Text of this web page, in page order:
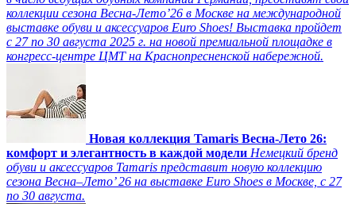
коллекции сезона Весна-Лето’26 в Москве на международной
выставке обуви и аксессуаров Euro Shoes! Выставка пройдет
c 27 по 30 августа 2025 г. на новой премиальной площадке в
конгресс-центре ЦМТ на Краснопресненской набережной.
Новая коллекция Tamaris Весна-Лето 26:
комфорт и элегантность в каждой модели Немецкий бренд
обуви и аксессуаров Tamaris представит новую коллекцию
сезона Весна–Лето’ 26 на выставке Euro Shoes в Москве, с 27
по 30 августа.